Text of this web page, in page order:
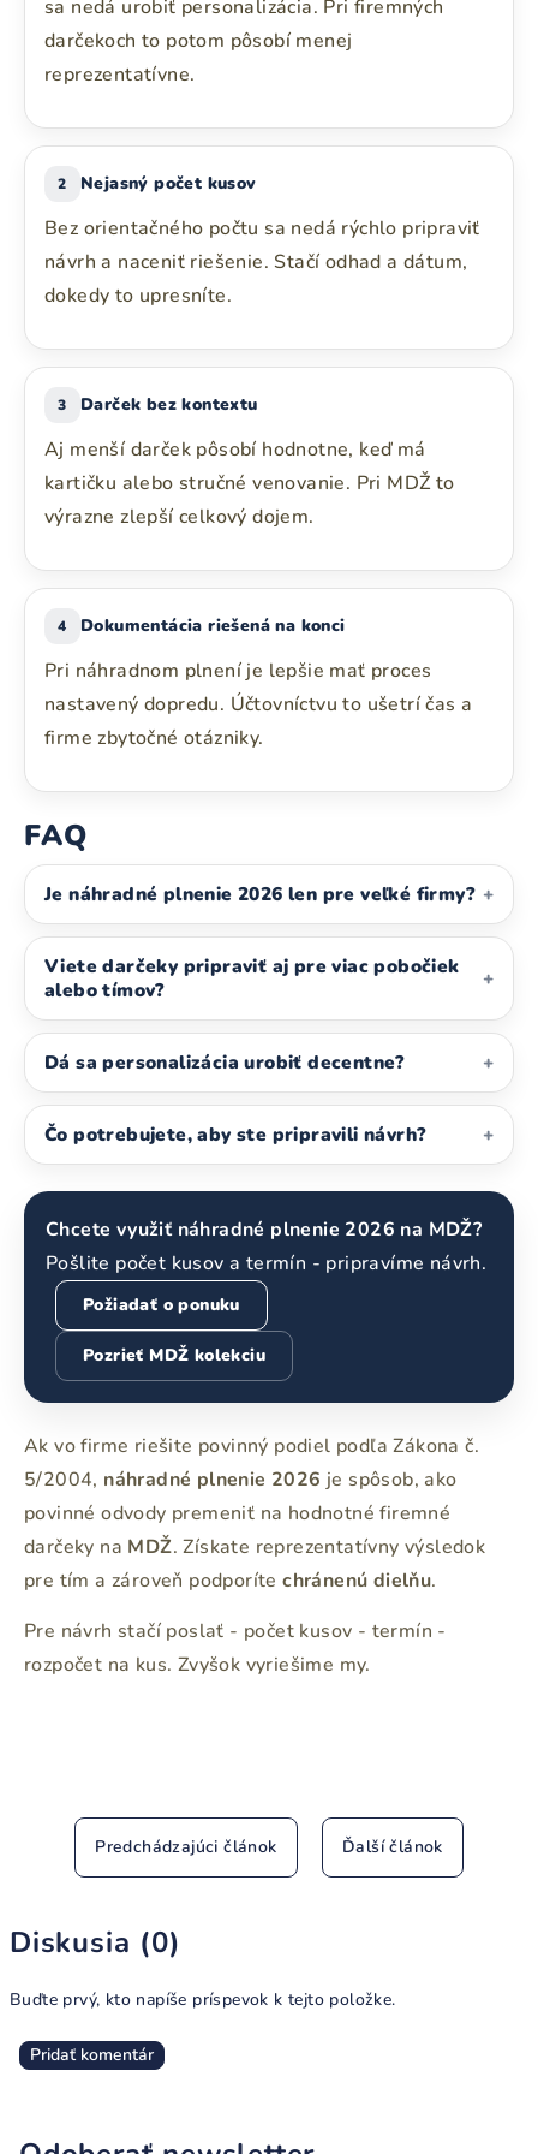
sa nedá urobiť personalizácia. Pri firemných
darčekoch to potom pôsobí menej
reprezentatívne.
2 Nejasný počet kusov
Bez orientačného počtu sa nedá rýchlo pripraviť
návrh a naceniť riešenie. Stačí odhad a dátum,
dokedy to upresníte.
3 Darček bez kontextu
Aj menší darček pôsobí hodnotne, keď má
kartičku alebo stručné venovanie. Pri MDŽ to
výrazne zlepší celkový dojem.
4 Dokumentácia riešená na konci
Pri náhradnom plnení je lepšie mať proces
nastavený dopredu. Účtovníctvu to ušetrí čas a
firme zbytočné otázniky.
FAQ
Je náhradné plnenie 2026 len pre veľké firmy? +
Viete darčeky pripraviť aj pre viac pobočiek
alebo tímov?
+
Dá sa personalizácia urobiť decentne? +
Čo potrebujete, aby ste pripravili návrh? +
Chcete využiť náhradné plnenie 2026 na MDŽ?
Pošlite počet kusov a termín - pripravíme návrh.
Požiadať o ponuku
Pozrieť MDŽ kolekciu
Ak vo firme riešite povinný podiel podľa Zákona č.
5/2004, náhradné plnenie 2026 je spôsob, ako
povinné odvody premeniť na hodnotné firemné
darčeky na MDŽ. Získate reprezentatívny výsledok
pre tím a zároveň podporítechránenú dielňu.
Pre návrh stačí poslať - počet kusov - termín -
rozpočet na kus. Zvyšok vyriešime my.
Predchádzajúci článok Ďalší článok
Diskusia (0)
Buďte prvý, kto napíše príspevok k tejto položke.
Pridať komentár